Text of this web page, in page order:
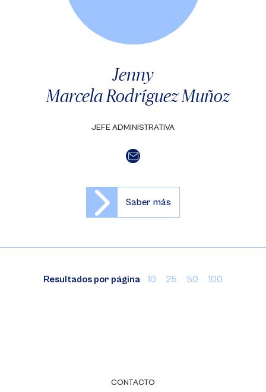
Jenny
Marcela Rodríguez Muñoz
JEFE ADMINISTRATIVA
Saber más
Resultados por página 10 25 50 100
CONTACTO